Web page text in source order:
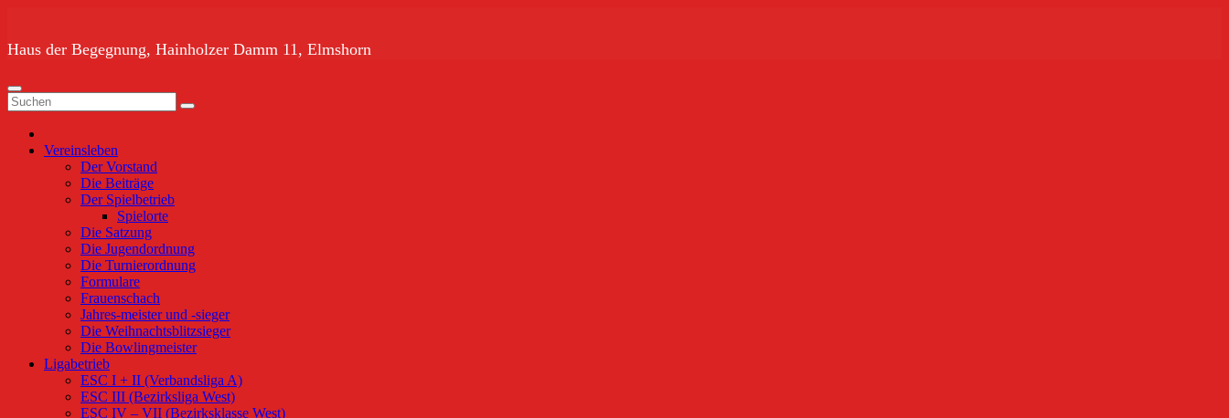
springen
Haus der Begegnung, Hainholzer Damm 11, Elmshorn
Vereinsleben
Der Vorstand
Die Beiträge
Der Spielbetrieb
Spielorte
Die Satzung
Die Jugendordnung
Die Turnierordnung
Formulare
Frauenschach
Jahres-meister und -sieger
Die Weihnachtsblitzsieger
Die Bowlingmeister
Ligabetrieb
ESC I + II (Verbandsliga A)
ESC III (Bezirksliga West)
ESC IV – VII (Bezirksklasse West)